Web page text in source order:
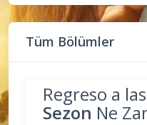
Tüm Bölümler
Regreso a
Sezon Ne